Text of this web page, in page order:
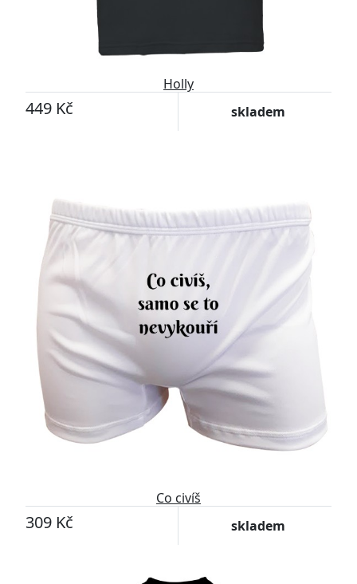
Holly
449 Kč skladem
Co civíš
309 Kč skladem